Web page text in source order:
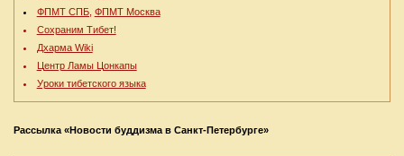
ФПМТ СПБ, ФПМТ Москва
Сохраним Тибет!
Дхарма Wiki
Центр Ламы Цонкапы
Уроки тибетского языка
Рассылка «Новости буддизма в Санкт-Петербурге»